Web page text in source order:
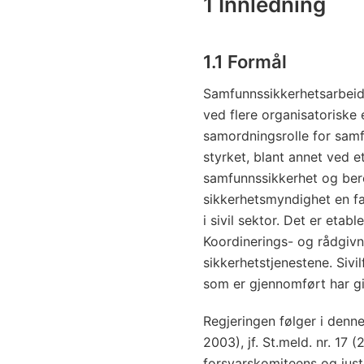
1.1 Formål
ved flere organisatoriske
samordningsrolle for
styrket, blant annet ved
samfunnssikkerhet og
sikkerhetsmyndighet en
i sivil sektor. Det er
Koordinerings- og
sikkerhetstjenestene.
som er gjennomført har
Regjeringen følger i
2003), jf. St.meld. nr. 17